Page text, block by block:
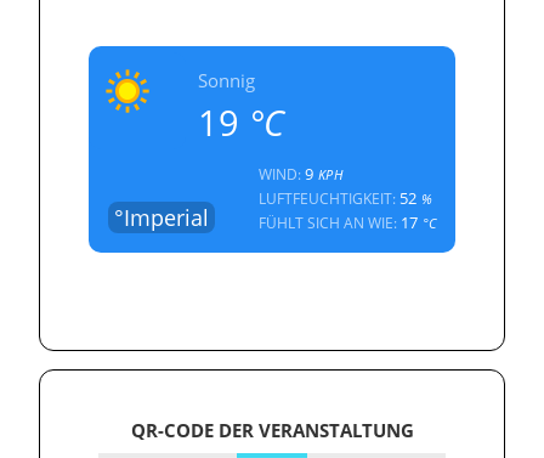
Sonnig
19 °C
°Imperial
WIND:9 KPH
LUFTFEUCHTIGKEIT: 52 %
FÜHLT SICH AN WIE: 17 °C
QR-CODE DER VERANSTALTUNG